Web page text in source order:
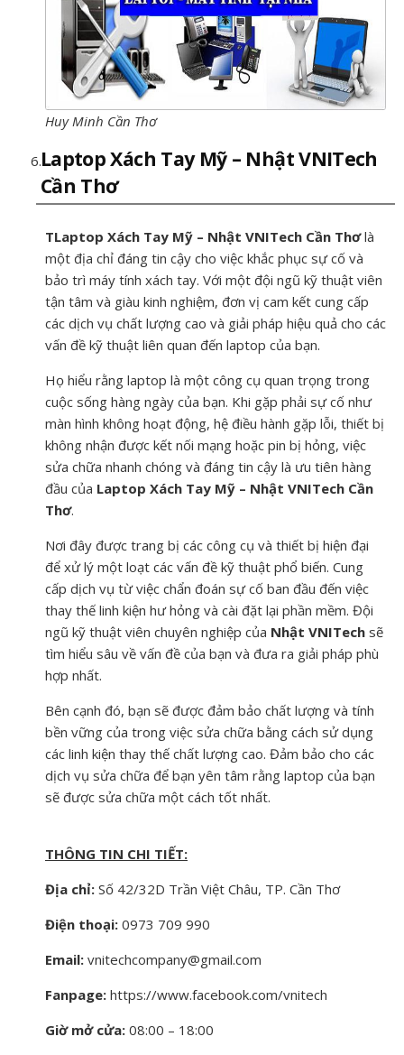
Huy Minh Cần Thơ
Laptop Xách Tay Mỹ – Nhật VNITech
Cần Thơ
TLaptop Xách Tay Mỹ – Nhật VNITech Cần Thơlà
một địa chỉ đáng tin cậy cho việc khắc phục sự cố và
bảo trì máy tính xách tay. Với một đội ngũ kỹ thuật viên
tận tâm và giàu kinh nghiệm, đơn vị cam kết cung cấp
các dịch vụ chất lượng cao và giải pháp hiệu quả cho các
vấn đề kỹ thuật liên quan đến laptop của bạn.
Họ hiểu rằng laptop là một công cụ quan trọng trong
cuộc sống hàng ngày của bạn. Khi gặp phải sự cố như
màn hình không hoạt động, hệ điều hành gặp lỗi, thiết bị
không nhận được kết nối mạng hoặc pin bị hỏng, việc
sửa chữa nhanh chóng và đáng tin cậy là ưu tiên hàng
đầu của Laptop Xách Tay Mỹ – Nhật VNITech Cần
Thơ.
Nơi đây được trang bị các công cụ và thiết bị hiện đại
để xử lý một loạt các vấn đề kỹ thuật phổ biến. Cung
cấp dịch vụ từ việc chẩn đoán sự cố ban đầu đến việc
thay thế linh kiện hư hỏng và cài đặt lại phần mềm. Đội
ngũ kỹ thuật viên chuyên nghiệp của Nhật VNITech sẽ
tìm hiểu sâu về vấn đề của bạn và đưa ra giải pháp phù
hợp nhất.
Bên cạnh đó, bạn sẽ được đảm bảo chất lượng và tính
bền vững của trong việc sửa chữa bằng cách sử dụng
các linh kiện thay thế chất lượng cao. Đảm bảo cho các
dịch vụ sửa chữa để bạn yên tâm rằng laptop của bạn
sẽ được sửa chữa một cách tốt nhất.
THÔNG TIN CHI TIẾT:
Địa chỉ: Số 42/32D Trần Việt Châu, TP. Cần Thơ
Điện thoại: 0973 709 990
Email: vnitechcompany@gmail.com
Fanpage: https://www.facebook.com/vnitech
Giờ mở cửa: 08:00 – 18:00